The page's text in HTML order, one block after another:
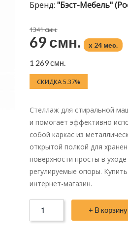
Бренд: "Бэст-Мебель"
1341 смн.
69 смн. x 24 мес.
1 269 смн.
СКИДКА 5.37%
Стеллаж для стиральной
и помогает эффективно
собой каркас из
открытой полкой для
поверхности просты в
регулируемые опоры.
интернет-магазин.
+ В корзину